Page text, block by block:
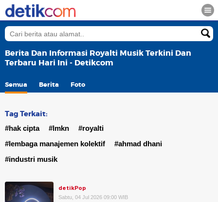
Berita Dan Informasi Royalti Musik Terkini Dan
Terbaru Hari Ini - Detikcom
Semua Berita Foto
Tag Terkait:
#hak cipta #lmkn
#royalti
#lembaga manajemen kolektif
#ahmad dhani
#industri musik
detikPop
Sabtu, 04 Jul 2026 09:00 WIB